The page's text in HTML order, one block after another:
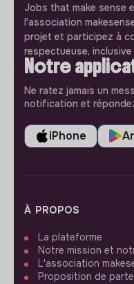
Jobs that make sense
l'association
projet et participez à
respectueuse,
Notre
Ne ratez jamais un
notification et
iPhone
À PROPOS
La plateforme
Notre mission et
L'association
Proposition de